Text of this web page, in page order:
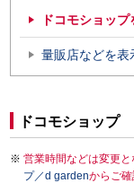
ドコモショップ
量販店などを表
ドコモショップ
営業時間などは変更
プ／d gardenからご確